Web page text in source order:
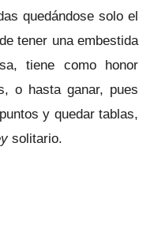
quedándose solo el
tener una embestida
tiene como honor
o hasta ganar, pues
y quedar tablas,
solitario.